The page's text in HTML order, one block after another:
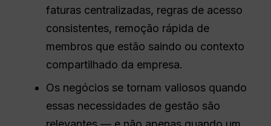
faturas centralizadas, regras de acesso
consistentes, remoção rápida de
membros que estão saindo ou contexto
compartilhado da empresa.
Os negócios se tornam valiosos quando
essas necessidades de gestão são